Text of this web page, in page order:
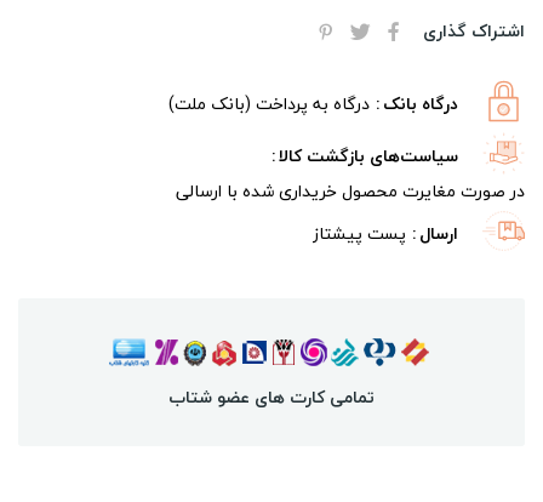
اشتراک گذاری
درگاه بانک درگاه به پرداخت (بانک ملت)
سیاست‌های بازگشت کالا
در صورت مغایرت محصول خریداری شده با ارسالی
ارسال پست پیشتاز
تمامی کارت های عضو شتاب